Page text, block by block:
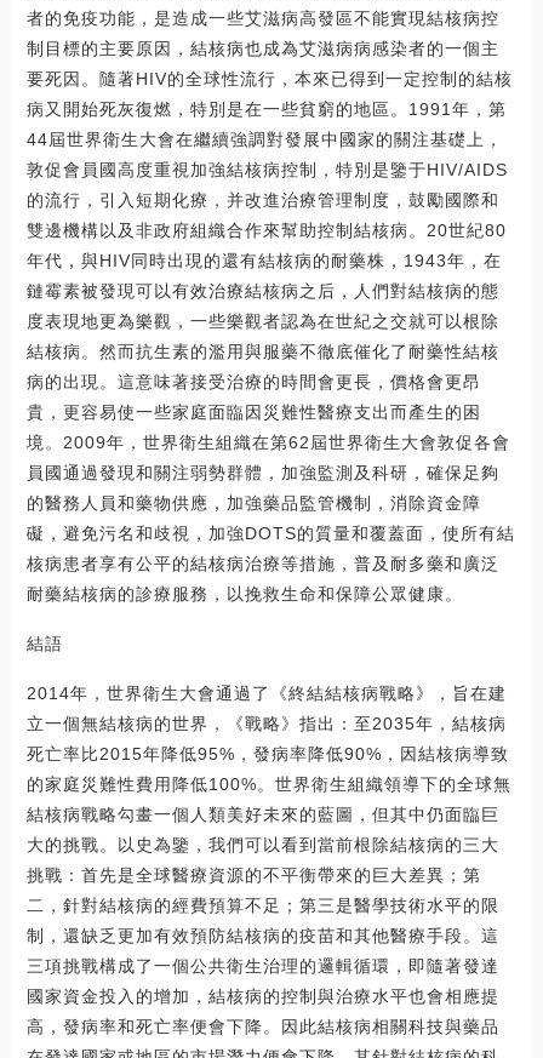
者的免疫功能，是造成一些艾滋病高發區不能實現結核病控
制目標的主要原因，結核病也成為艾滋病病感染者的一個主
要死因。隨著HIV的全球性流行，本來已得到一定控制的結核
病又開始死灰復燃，特別是在一些貧窮的地區。1991年，第
44屆世界衛生大會在繼續強調對發展中國家的關注基礎上，
敦促會員國高度重視加強結核病控制，特別是鑒于HIV/AIDS
的流行，引入短期化療，并改進治療管理制度，鼓勵國際和
雙邊機構以及非政府組織合作來幫助控制結核病。20世紀80
年代，與HIV同時出現的還有結核病的耐藥株，1943年，在
鏈霉素被發現可以有效治療結核病之后，人們對結核病的態
度表現地更為樂觀，一些樂觀者認為在世紀之交就可以根除
結核病。然而抗生素的濫用與服藥不徹底催化了耐藥性結核
病的出現。這意味著接受治療的時間會更長，價格會更昂
貴，更容易使一些家庭面臨因災難性醫療支出而產生的困
境。2009年，世界衛生組織在第62屆世界衛生大會敦促各會
員國通過發現和關注弱勢群體，加強監測及科研，確保足夠
的醫務人員和藥物供應，加強藥品監管機制，消除資金障
礙，避免污名和歧視，加強DOTS的質量和覆蓋面，使所有結
核病患者享有公平的結核病治療等措施，普及耐多藥和廣泛
耐藥結核病的診療服務，以挽救生命和保障公眾健康。
結語
2014年，世界衛生大會通過了《終結結核病戰略》，旨在建
立一個無結核病的世界，《戰略》指出：至2035年，結核病
死亡率比2015年降低95%，發病率降低90%，因結核病導致
的家庭災難性費用降低100%。世界衛生組織領導下的全球無
結核病戰略勾畫一個人類美好未來的藍圖，但其中仍面臨巨
大的挑戰。以史為鑒，我們可以看到當前根除結核病的三大
挑戰：首先是全球醫療資源的不平衡帶來的巨大差異；第
二，針對結核病的經費預算不足；第三是醫學技術水平的限
制，還缺乏更加有效預防結核病的疫苗和其他醫療手段。這
三項挑戰構成了一個公共衛生治理的邏輯循環，即隨著發達
國家資金投入的增加，結核病的控制與治療水平也會相應提
高，發病率和死亡率便會下降。因此結核病相關科技與藥品